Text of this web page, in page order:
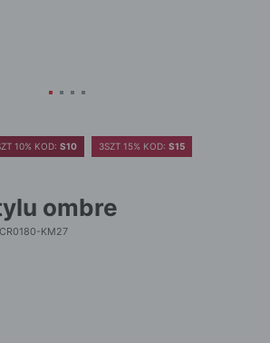
10% KOD: S10 3SZT 15% KOD: S15
ombre
KM27